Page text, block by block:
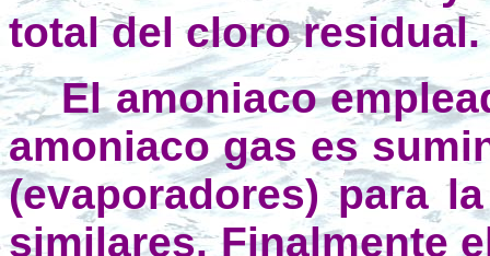
total del cloro residual.
El amoniaco
amoniaco gas es
(evaporadores) para
similares. Finalmente